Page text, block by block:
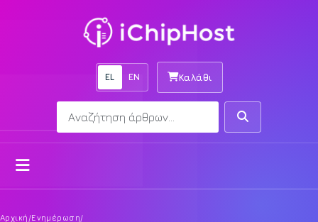
EL EN Καλάθι
Αναζήτηση
Αναζήτηση
Άνοιγμα μενού
Αρχική /Ενημέρωση/